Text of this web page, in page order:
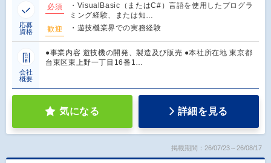
応募
資格
必須
・VisualBasic（またはC#）言語を使用したプログラ
ミング経験、または知…
歓迎
・遊技機業界での実務経験
会社
概要
●事業内容 遊技機の開発、製造及び販売 ●本社所在地 東京都
台東区東上野一丁目16番1…
気になる 詳細を見る
掲載期間：26/07/23～26/08/17